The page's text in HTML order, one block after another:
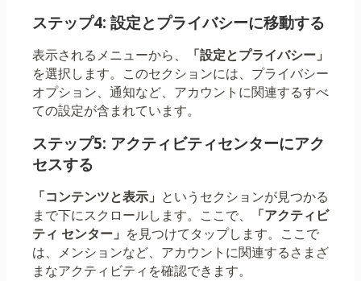
ステップ4: 設定とプライバシーに移動する
表示されるメニューから、
「設定とプライバシー」
を選択します。このセクションには、プライバシー
オプション、通知など、アカウントに関連するすべ
ての設定が含まれています。
ステップ5: アクティビティセンターにアク
セスする
「コンテンツと表示」 というセクションが見つかる
まで下にスクロールします。ここで、
「アクティビ
ティ センター」 を見つけてタップします。ここで
は、メンションなど、アカウントに関連するさまざ
まなアクティビティを確認できます。